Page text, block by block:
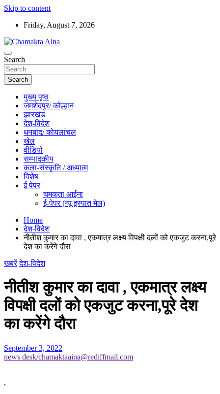
Skip to content
Friday, August 7, 2026
Chamakta Aina
Hindi News Paper – Jharkhand
Search
Search
मुख्य पृष्ठ
जमशेदपुर/ कोल्हान
झारखंड
देश-विदेश
धनबाद/ कोयलांचल
खेल
वीडियो
सम्पादकीय
कला-संस्कृति / अध्यात्म
विशेष
ई पेपर
चमकता आईना
ई-पेपर (न्यू इस्पात मेल)
Home
देश-विदेश
नीतीश कुमार का दावा , एकमात्र लक्ष्य विपक्षी दलों को एकजुट करना,पूरे
देश का करेंगे दौरा
खबरें देश-विदेश
नीतीश कुमार का दावा , एकमात्र लक्ष्य
विपक्षी दलों को एकजुट करना,पूरे देश
का करेंगे दौरा
September 3, 2022
news desk/chamaktaaina@rediffmail.com
,